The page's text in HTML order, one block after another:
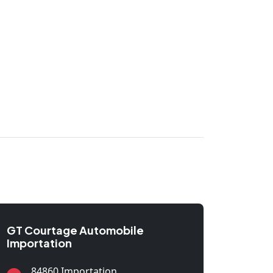
GT Courtage Automobile
Importation